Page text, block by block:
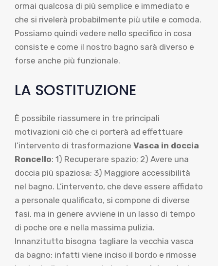
ormai qualcosa di più semplice e immediato e
che si rivelerà probabilmente più utile e comoda.
Possiamo quindi vedere nello specifico in cosa
consiste e come il nostro bagno sarà diverso e
forse anche più funzionale.
LA SOSTITUZIONE
È possibile riassumere in tre principali
motivazioni ciò che ci porterà ad effettuare
l’intervento di trasformazione Vasca in doccia
Roncello: 1) Recuperare spazio; 2) Avere una
doccia più spaziosa; 3) Maggiore accessibilità
nel bagno. L’intervento, che deve essere affidato
a personale qualificato, si compone di diverse
fasi, ma in genere avviene in un lasso di tempo
di poche ore e nella massima pulizia.
Innanzitutto bisogna tagliare la vecchia vasca
da bagno: infatti viene inciso il bordo e rimosse